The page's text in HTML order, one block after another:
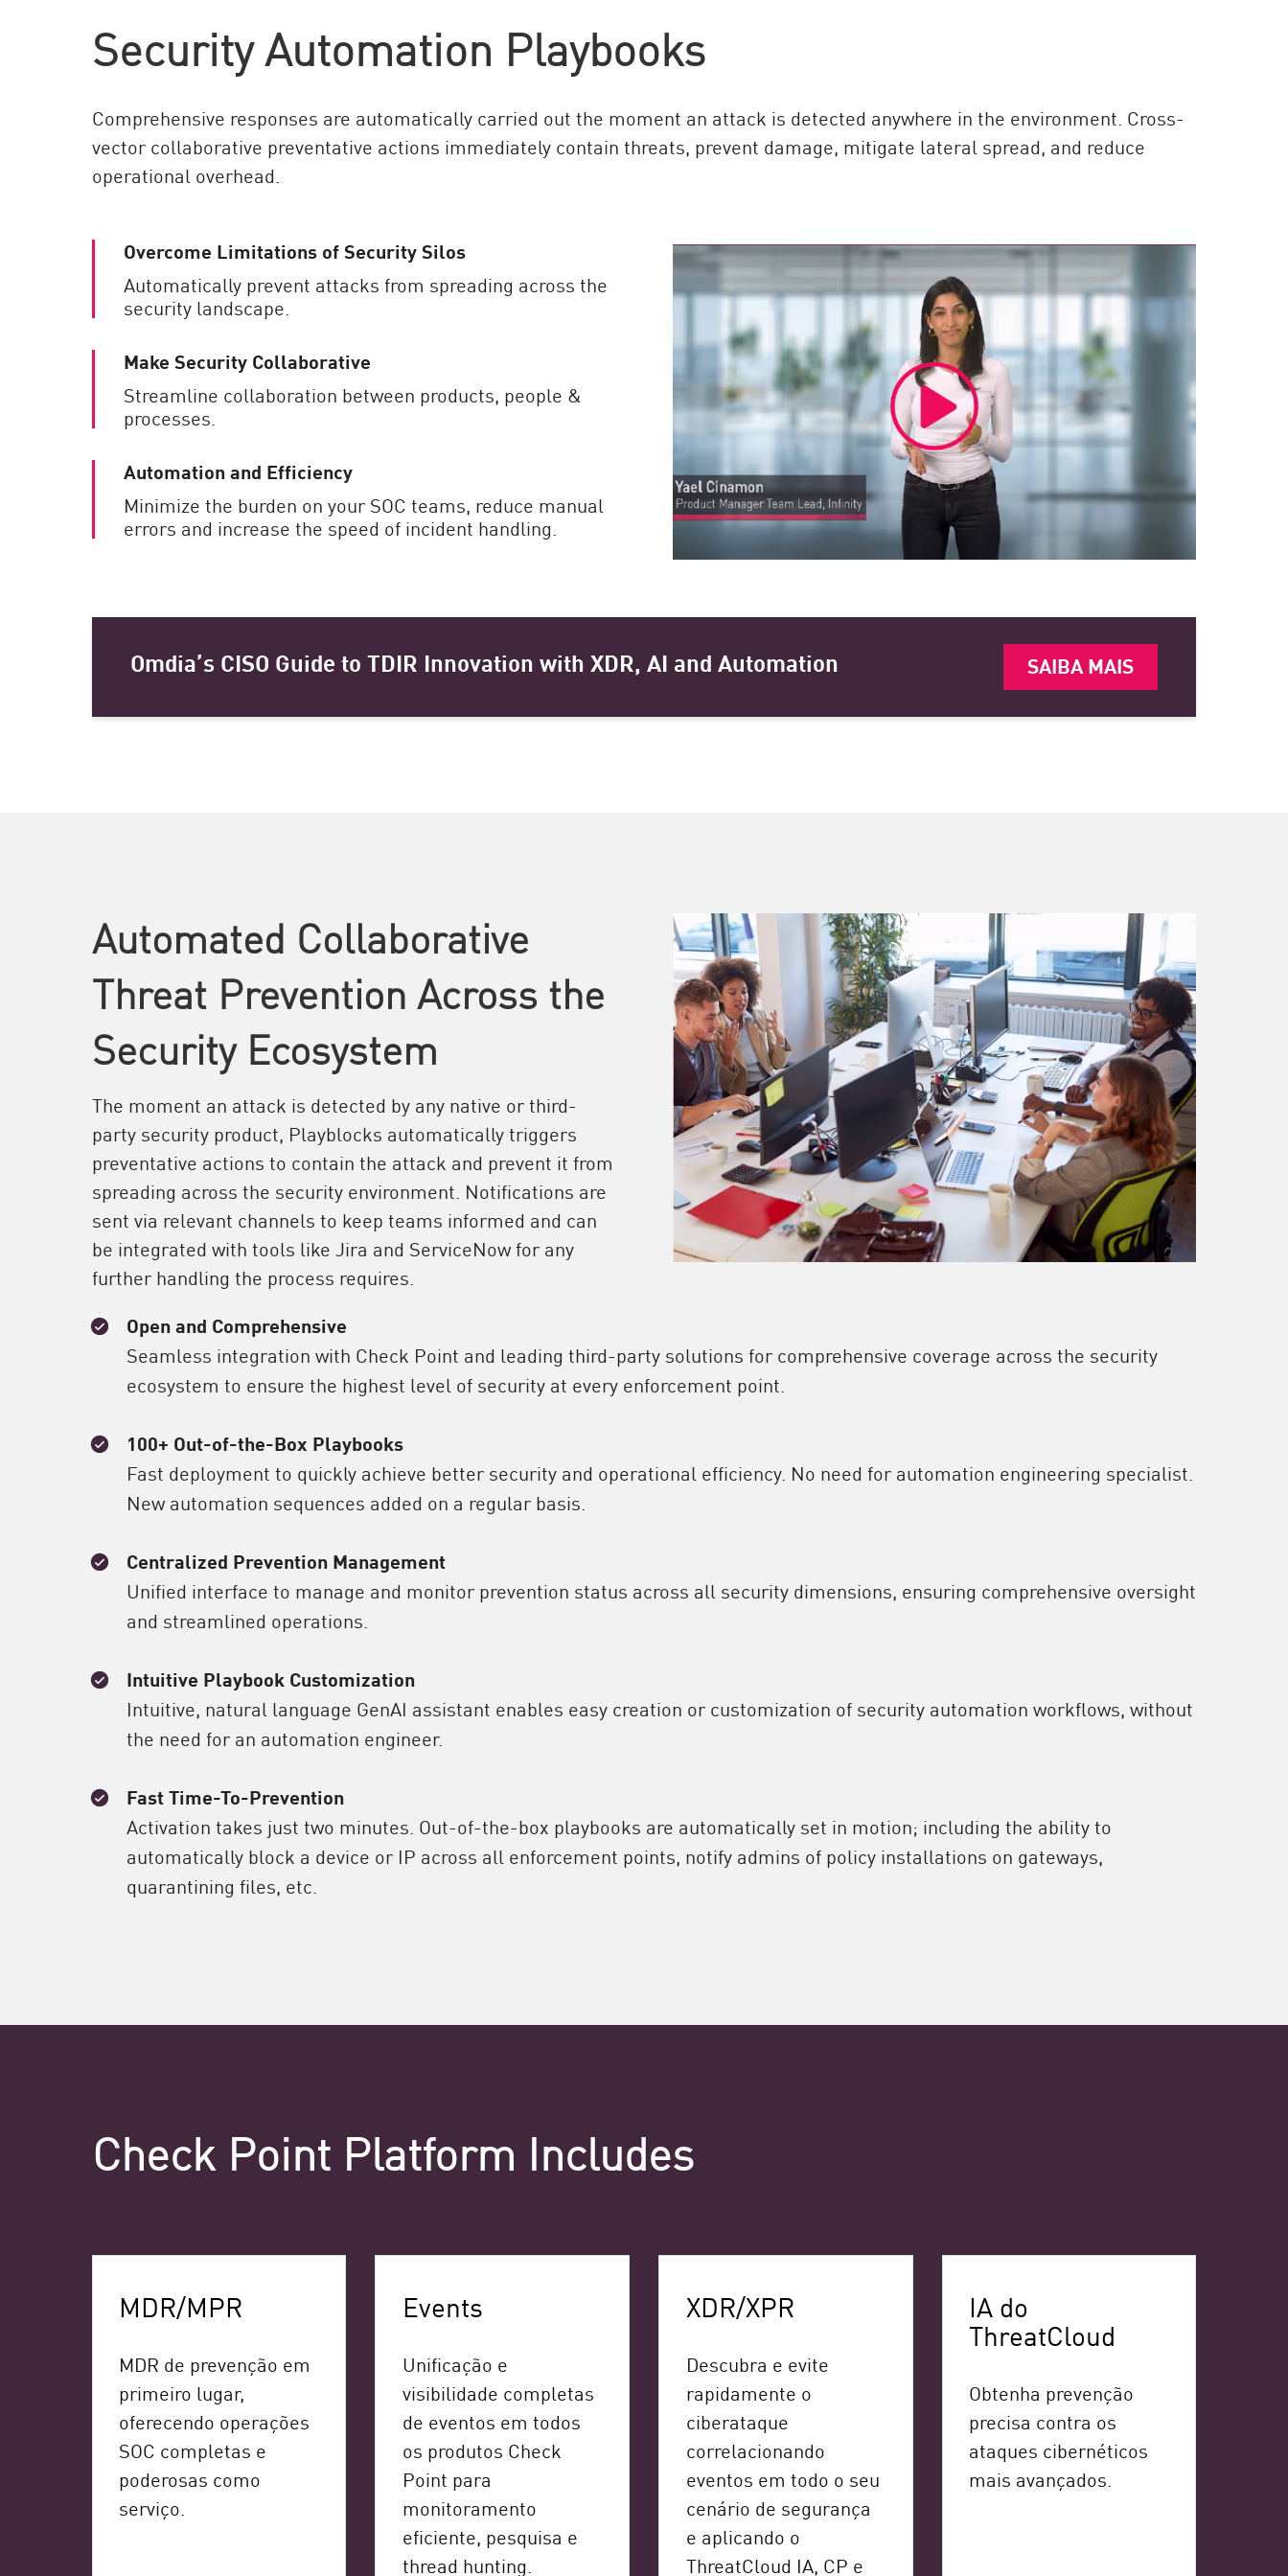
Security Automation Playbooks
Comprehensive responses are automatically carried out the moment an attack is detected anywhere in the environment. Cross-
vector collaborative preventative actions immediately contain threats, prevent damage, mitigate lateral spread, and reduce
operational overhead.
Overcome Limitations of Security Silos
Automatically prevent attacks from spreading across the
security landscape.
Make Security Collaborative
Streamline collaboration between products, people &
processes.
Automation and Efficiency
Minimize the burden on your SOC teams, reduce manual
errors and increase the speed of incident handling.
Omdia’s CISO Guide to TDIR Innovation with XDR, AI and Automation SAIBA MAIS
Automated Collaborative
Threat Prevention Across the
Security Ecosystem
The moment an attack is detected by any native or third-
party security product, Playblocks automatically triggers
preventative actions to contain the attack and prevent it from
spreading across the security environment. Notifications are
sent via relevant channels to keep teams informed and can
be integrated with tools like Jira and ServiceNow for any
further handling the process requires.
Open and Comprehensive
Seamless integration with Check Point and leading third-party solutions for comprehensive coverage across the security
ecosystem to ensure the highest level of security at every enforcement point.
100+ Out-of-the-Box Playbooks
Fast deployment to quickly achieve better security and operational efficiency. No need for automation engineering specialist.
New automation sequences added on a regular basis.
Centralized Prevention Management
Unified interface to manage and monitor prevention status across all security dimensions, ensuring comprehensive oversight
and streamlined operations.
Intuitive Playbook Customization
Intuitive, natural language GenAI assistant enables easy creation or customization of security automation workflows, without
the need for an automation engineer.
Fast Time-To-Prevention
Activation takes just two minutes. Out-of-the-box playbooks are automatically set in motion; including the ability to
automatically block a device or IP across all enforcement points, notify admins of policy installations on gateways,
quarantining files, etc.
Check Point Platform Includes
MDR/MPR
MDR de prevenção em
primeiro lugar,
oferecendo operações
SOC completas e
poderosas como
serviço.
Events
Unificação e
visibilidade completas
de eventos em todos
os produtos Check
Point para
monitoramento
eficiente, pesquisa e
thread hunting.
XDR/XPR
Descubra e evite
rapidamente o
ciberataque
correlacionando
eventos em todo o seu
cenário de segurança
e aplicando o
ThreatCloud IA, CP e
IA do
ThreatCloud
Obtenha prevenção
precisa contra os
ataques cibernéticos
mais avançados.